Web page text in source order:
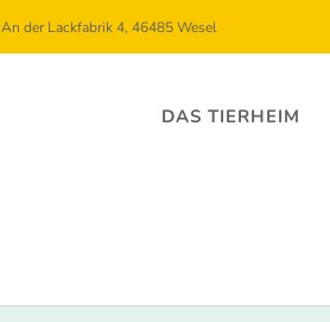
An der Lackfabrik 4, 46485 Wesel
DAS TIERHEIM